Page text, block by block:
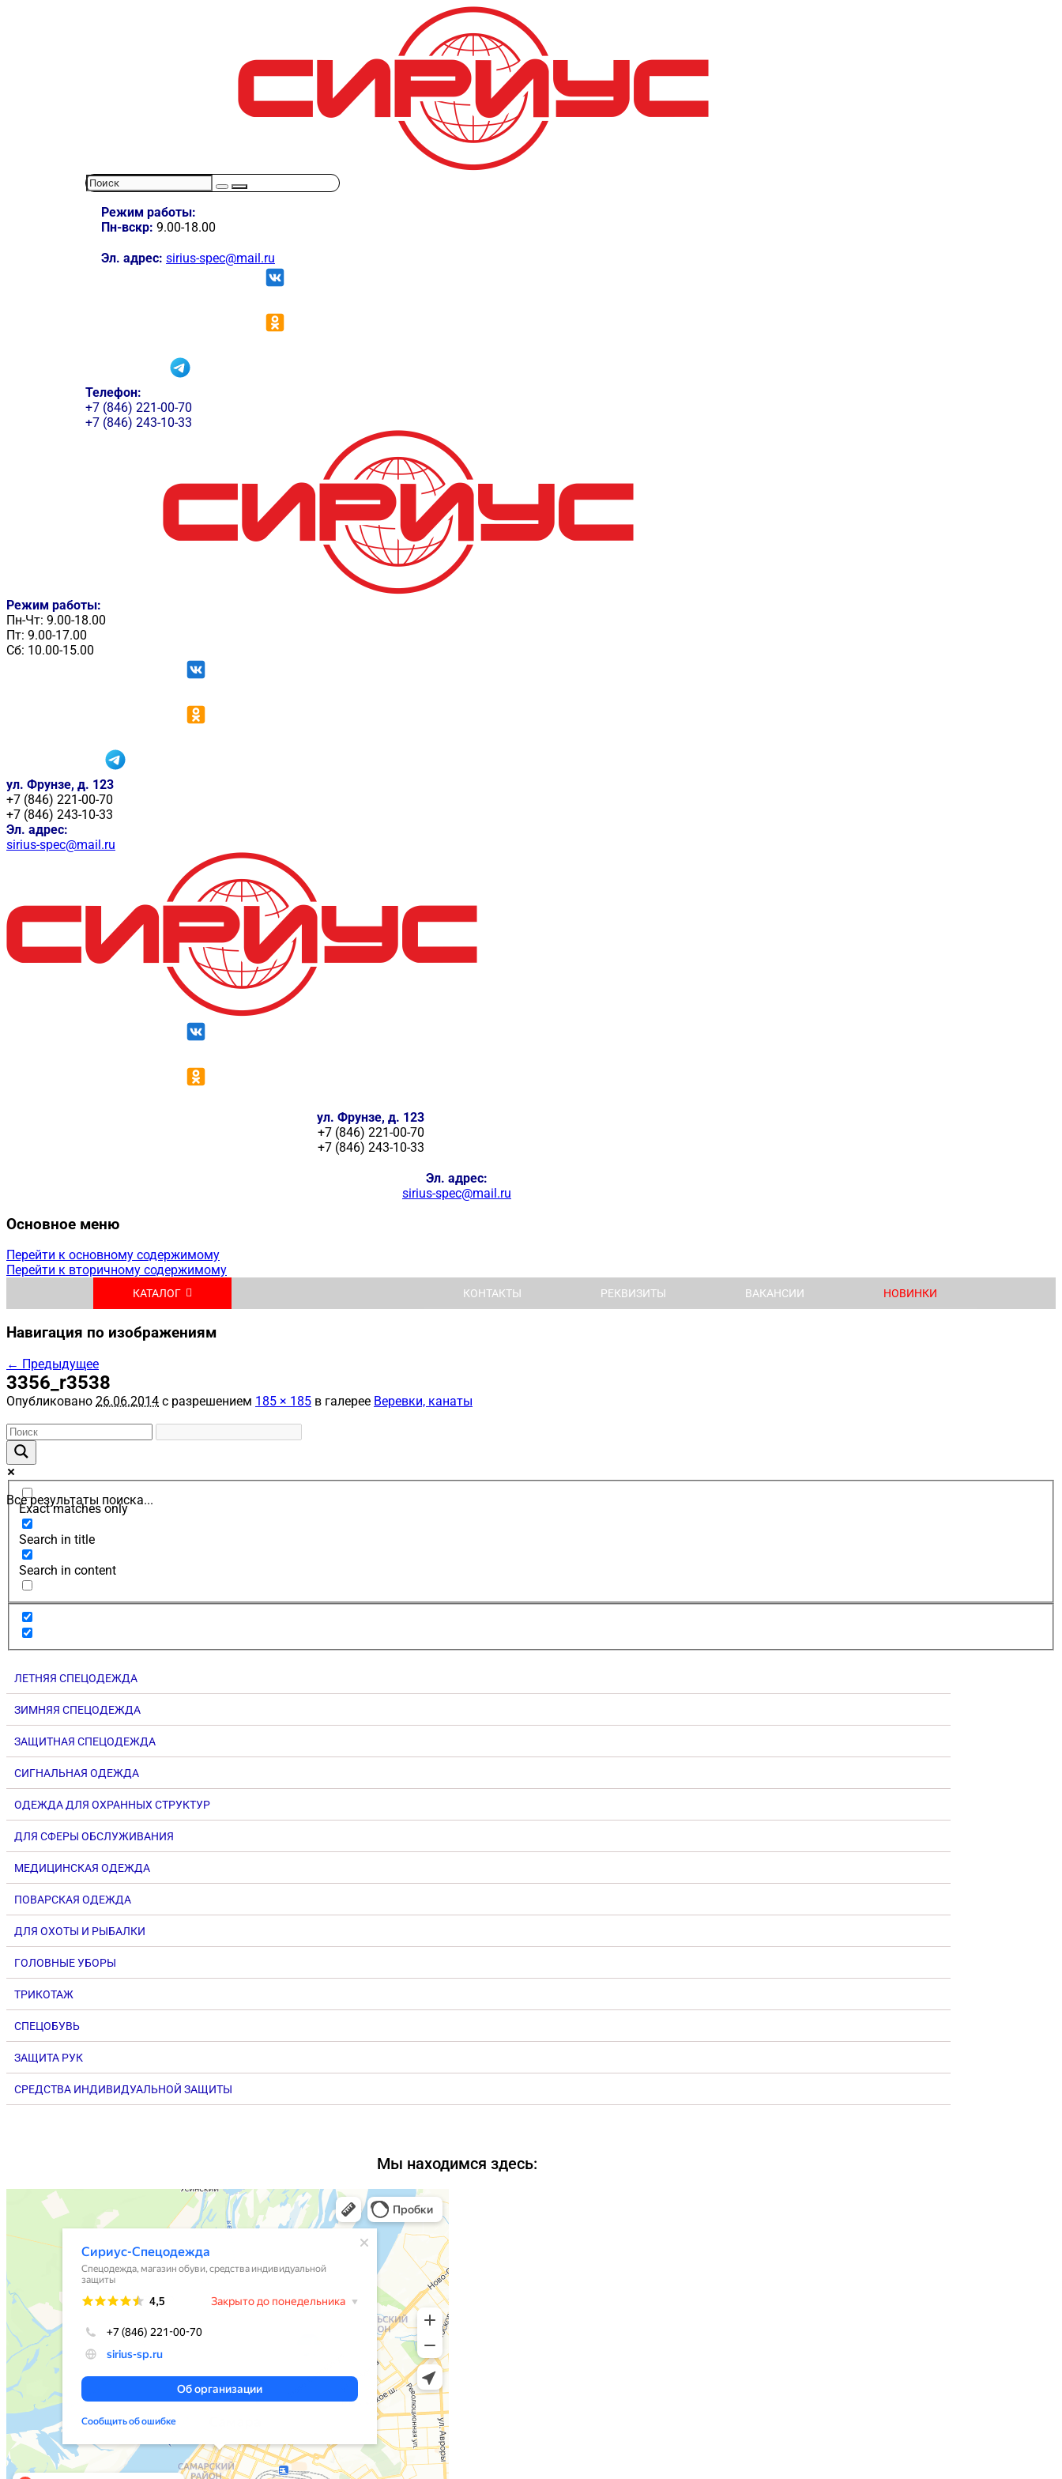
Режим работы:
Пн-вскр: 9.00-18.00
Эл. адрес: sirius-spec@mail.ru
Телефон:
+7 (846) 221-00-70
+7 (846) 243-10-33
Режим работы:
Пн-Чт: 9.00-18.00
Пт: 9.00-17.00
Сб: 10.00-15.00
ул. Фрунзе, д. 123
+7 (846) 221-00-70
+7 (846) 243-10-33
Эл. адрес:
sirius-spec@mail.ru
ул. Фрунзе, д. 123
+7 (846) 221-00-70
+7 (846) 243-10-33
Эл. адрес:
sirius-spec@mail.ru
Основное меню
Перейти к основному содержимому
Перейти к вторичному содержимому
КАТАЛОГ КОНТАКТЫ РЕКВИЗИТЫ ВАКАНСИИ НОВИНКИ
Навигация по изображениям
← Предыдущее
3356_r3538
Опубликовано 26.06.2014 с разрешением 185 × 185 в галерее Веревки, канаты
Все результаты поиска...
Exact matches only
Search in title
Search in content
ЛЕТНЯЯ СПЕЦОДЕЖДА
ЗИМНЯЯ СПЕЦОДЕЖДА
ЗАЩИТНАЯ СПЕЦОДЕЖДА
СИГНАЛЬНАЯ ОДЕЖДА
ОДЕЖДА ДЛЯ ОХРАННЫХ СТРУКТУР
ДЛЯ СФЕРЫ ОБСЛУЖИВАНИЯ
МЕДИЦИНСКАЯ ОДЕЖДА
ПОВАРСКАЯ ОДЕЖДА
ДЛЯ ОХОТЫ И РЫБАЛКИ
ГОЛОВНЫЕ УБОРЫ
ТРИКОТАЖ
СПЕЦОБУВЬ
ЗАЩИТА РУК
СРЕДСТВА ИНДИВИДУАЛЬНОЙ ЗАЩИТЫ
Мы находимся здесь: